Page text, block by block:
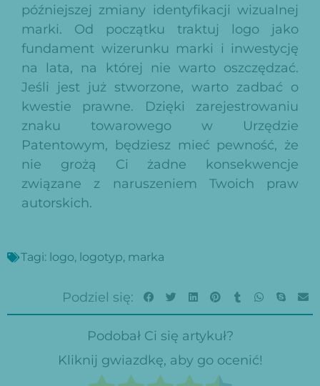
późniejszej zmiany identyfikacji wizualnej
marki. Od początku traktuj logo jako
fundament wizerunku marki i inwestycję
na lata, na której nie warto oszczędzać.
Jeśli jest już stworzone, warto zadbać o
kwestie prawne. Dzięki zarejestrowaniu
znaku towarowego w Urzędzie
Patentowym, będziesz mieć pewność, że
nie grożą Ci żadne konsekwencje
związane z naruszeniem Twoich praw
autorskich.
Tagi: logo, logotyp, marka
Podziel się:
Podobał Ci się artykuł?
Kliknij gwiazdkę, aby go ocenić!